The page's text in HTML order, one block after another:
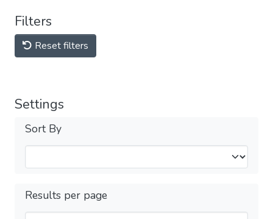
Filters
Reset filters
Settings
Sort By
Results per page